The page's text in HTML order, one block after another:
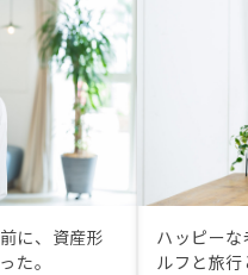
に、資産形
た。
ハッピー
ルフと旅